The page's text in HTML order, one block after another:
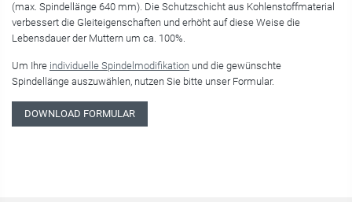
(max. Spindellänge 640 mm). Die Schutzschicht aus Kohlenstoffmaterial
verbessert die Gleiteigenschaften und erhöht auf diese Weise die
Lebensdauer der Muttern um ca. 100%.
Um Ihre individuelle Spindelmodifikation und die gewünschte
Spindellänge auszuwählen, nutzen Sie bitte unser Formular.
DOWNLOAD FORMULAR